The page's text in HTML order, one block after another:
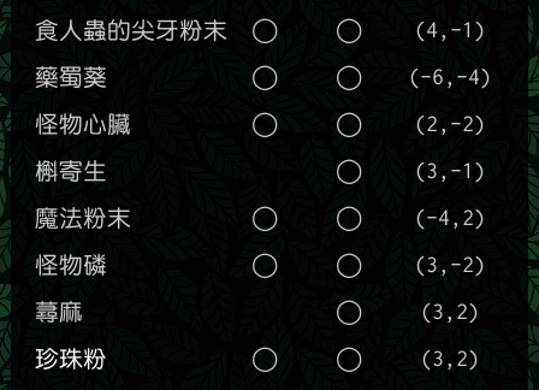
食人蟲的尖牙粉末
◯ ◯
(4,-1)
藥蜀葵
◯ ◯
(-6,-4)
怪物心臟
◯ ◯
(2,-2)
槲寄生
◯
(3,-1)
魔法粉末
◯ ◯
(-4,2)
怪物磷
◯ ◯
(3,-2)
蕁麻
◯
(3,2)
珍珠粉
◯ ◯
(3,2)